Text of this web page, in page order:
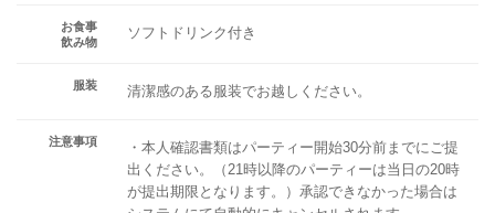
お食事
飲み物
ソフトドリンク付き
服装 清潔感のある服装でお越しください。
注意事項
・本人確認書類はパーティー開始30分前までにご提
出ください。（21時以降のパーティーは当日の20時
が提出期限となります。）承認できなかった場合は